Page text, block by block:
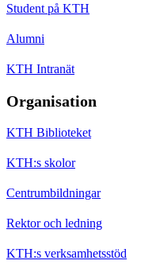
Student på KTH
Alumni
KTH Intranät
Organisation
KTH Biblioteket
KTH:s skolor
Centrumbildningar
Rektor och ledning
KTH:s verksamhetsstöd